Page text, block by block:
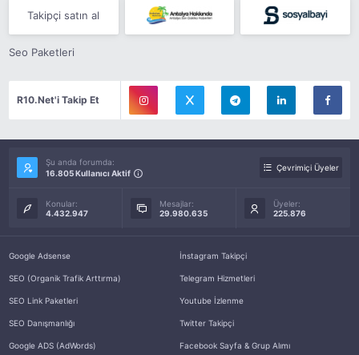
Takipçi satın al
Seo Paketleri
R10.Net'i Takip Et
Şu anda forumda:
16.805 Kullanıcı Aktif
Çevrimiçi Üyeler
Konular:
4.432.947
Mesajlar:
29.980.635
Üyeler:
225.876
Google Adsense
SEO (Organik Trafik Arttırma)
SEO Link Paketleri
SEO Danışmanlığı
Google ADS (AdWords)
İnstagram Takipçi
Telegram Hizmetleri
Youtube İzlenme
Twitter Takipçi
Facebook Sayfa & Grup Alımı